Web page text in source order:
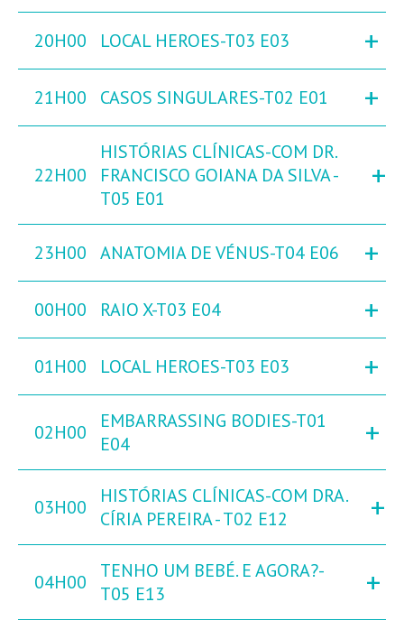
20H00 LOCAL HEROES-T03 E03 +
21H00 CASOS SINGULARES-T02 E01 +
22H00
HISTÓRIAS CLÍNICAS-COM DR.
FRANCISCO GOIANA DA SILVA -
T05 E01
+
23H00 ANATOMIA DE VÉNUS-T04 E06 +
00H00 RAIO X-T03 E04 +
01H00 LOCAL HEROES-T03 E03 +
02H00
EMBARRASSING BODIES-T01
E04
+
03H00
HISTÓRIAS CLÍNICAS-COM DRA.
CÍRIA PEREIRA - T02 E12
+
04H00
TENHO UM BEBÉ. E AGORA?-
T05 E13
+